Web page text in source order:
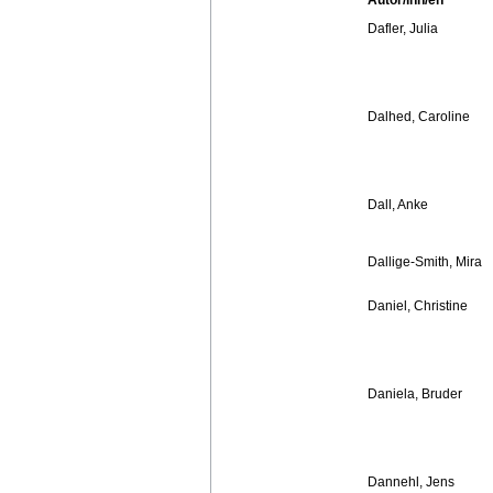
Dafler, Julia
Dalhed, Caroline
Dall, Anke
Dallige-Smith, Mira
Daniel, Christine
Daniela, Bruder
Dannehl, Jens